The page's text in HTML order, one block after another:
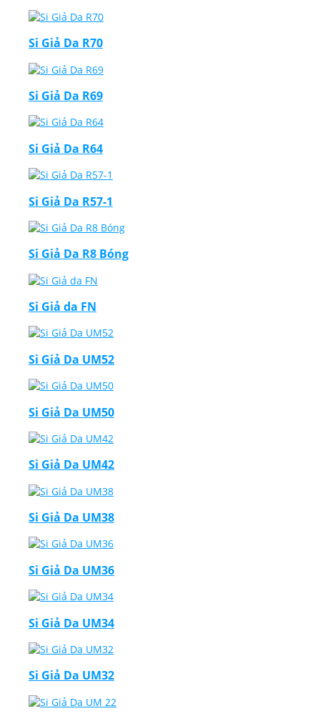
Si Giả Da R70
Si Giả Da R69
Si Giả Da R64
Si Giả Da R57-1
Si Giả Da R8 Bóng
Si Giả da FN
Si Giả Da UM52
Si Giả Da UM50
Si Giả Da UM42
Si Giả Da UM38
Si Giả Da UM36
Si Giả Da UM34
Si Giả Da UM32